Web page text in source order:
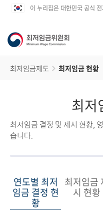
이 누리집은 대한민국 공식
최저임금제도 최저임금 현황
최저
최저임금 결정 및 제시 현황,
습니다.
연도별 최저
임금 결정 현
황
최저임금
시 현황